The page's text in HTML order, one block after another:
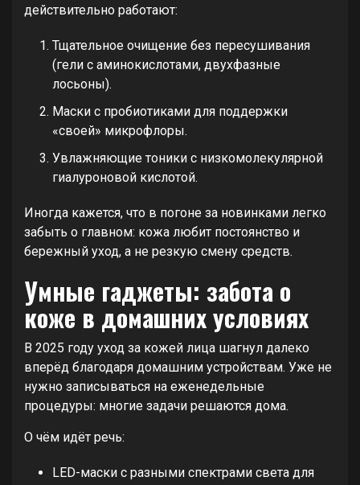
действительно работают:
Тщательное очищение без пересушивания
(гели с аминокислотами, двухфазные
лосьоны).
Маски с пробиотиками для поддержки
«своей» микрофлоры.
Увлажняющие тоники с низкомолекулярной
гиалуроновой кислотой.
Иногда кажется, что в погоне за новинками легко
забыть о главном: кожа любит постоянство и
бережный уход, а не резкую смену средств.
Умные гаджеты: забота о
коже в домашних условиях
В 2025 году уход за кожей лица шагнул далеко
вперёд благодаря домашним устройствам. Уже не
нужно записываться на еженедельные
процедуры: многие задачи решаются дома.
О чём идёт речь:
LED-маски с разными спектрами света для